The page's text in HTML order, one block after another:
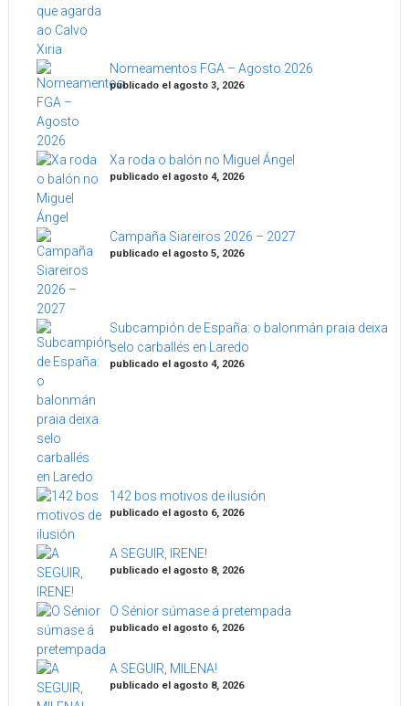
Nomeamentos FGA – Agosto 2026
publicado el agosto 3, 2026
Xa roda o balón no Miguel Ángel
publicado el agosto 4, 2026
Campaña Siareiros 2026 – 2027
publicado el agosto 5, 2026
Subcampión de España: o balonmán praia deixa
selo carballés en Laredo
publicado el agosto 4, 2026
142 bos motivos de ilusión
publicado el agosto 6, 2026
A SEGUIR, IRENE!
publicado el agosto 8, 2026
O Sénior súmase á pretempada
publicado el agosto 6, 2026
A SEGUIR, MILENA!
publicado el agosto 8, 2026